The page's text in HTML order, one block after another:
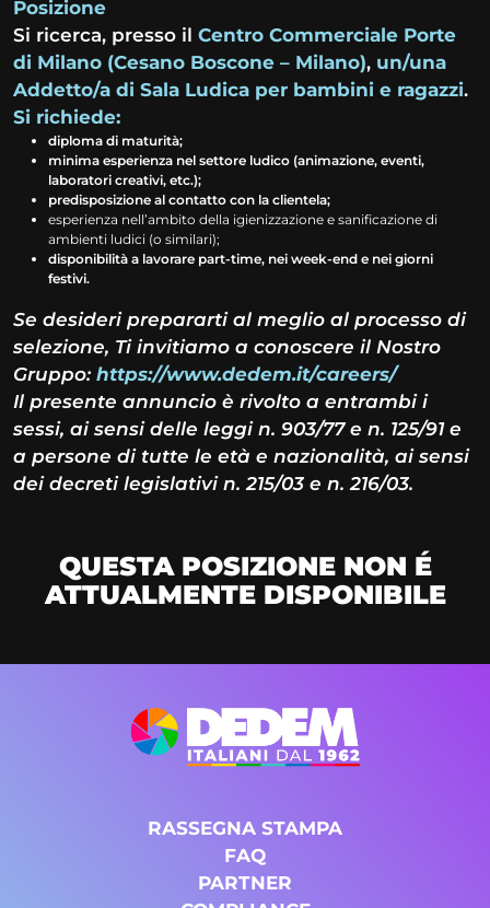
Posizione
Si ricerca, presso il Centro Commerciale Porte
di Milano (Cesano Boscone – Milano), un/una
Addetto/a di Sala Ludica per bambini e ragazzi.
Si richiede:
diploma di maturità;
minima esperienza nel settore ludico (animazione, eventi,
laboratori creativi, etc.);
predisposizione al contatto con la clientela;
esperienza nell’ambito della igienizzazione e sanificazione di
ambienti ludici (o similari);
disponibilità a lavorare part-time, nei week-end e nei giorni
festivi.
Se desideri prepararti al meglio al processo di
selezione, Ti invitiamo a conoscere il Nostro
Gruppo: https://www.dedem.it/careers/
Il presente annuncio è rivolto a entrambi i
sessi, ai sensi delle leggi n. 903/77 e n. 125/91 e
a persone di tutte le età e nazionalità, ai sensi
dei decreti legislativi n. 215/03 e n. 216/03.
QUESTA POSIZIONE NON É
ATTUALMENTE DISPONIBILE
RASSEGNA STAMPA
FAQ
PARTNER